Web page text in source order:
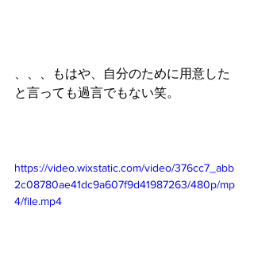
、、、もはや、自分のために用意した
と言っても過言でもない笑。
https://video.wixstatic.com/video/376cc7_abb
2c08780ae41dc9a607f9d41987263/480p/mp
4/file.mp4